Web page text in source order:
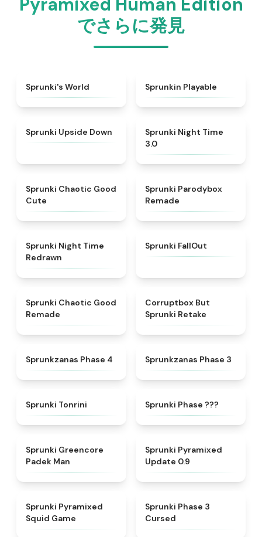
でさらに発見
Sprunki's World Sprunkin Playable
Sprunki Upside Down
Sprunki Night Time
3.0
★ 4.4
Sprunki Chaotic Good
Cute
Sprunki Parodybox
Remade
Sprunki Night Time
Redrawn
Sprunki FallOut
★ 4.6
Sprunki Chaotic Good
Remade
Corruptbox But
Sprunki Retake
4.5
Sprunkzanas Phase 4 4.4
Sprunkzanas Phase 3
Sprunki Tonrini ★
Sprunki Phase ???
Sprunki Greencore
Padek Man
★
Sprunki Pyramixed
Update 0.9
★
Sprunki Pyramixed
Squid Game
Sprunki Phase 3
Cursed